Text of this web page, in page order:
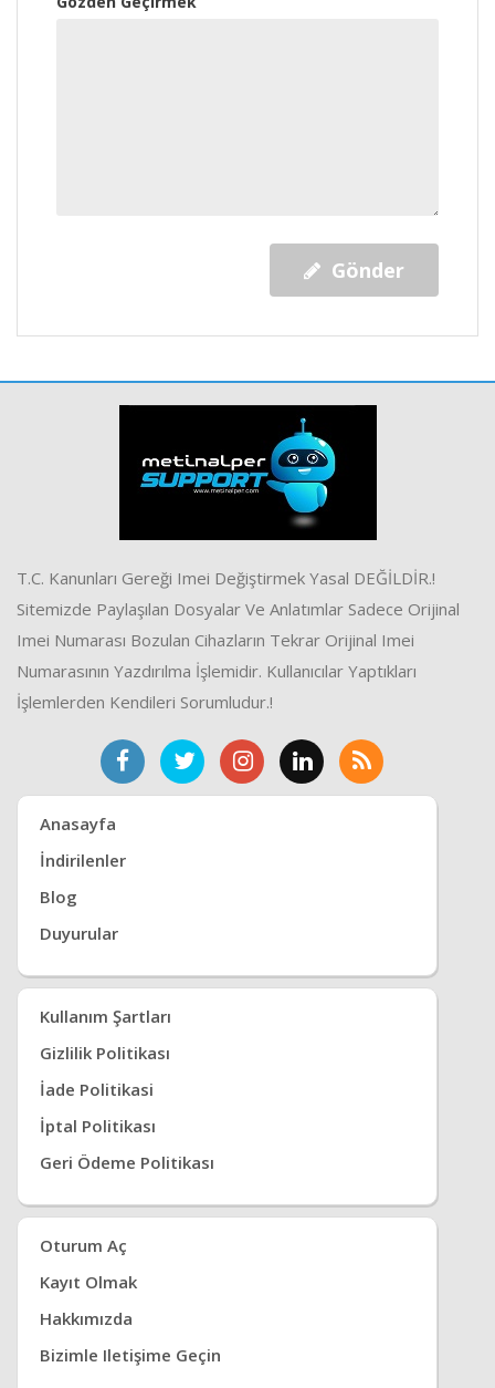
Gönder
T.C. Kanunları Gereği Imei Değiştirmek Yasal DEĞİLDİR.!
Sitemizde Paylaşılan Dosyalar Ve Anlatımlar Sadece Orijinal
Imei Numarası Bozulan Cihazların Tekrar Orijinal Imei
Numarasının Yazdırılma İşlemidir. Kullanıcılar Yaptıkları
İşlemlerden Kendileri Sorumludur.!
Anasayfa
İndirilenler
Blog
Duyurular
Kullanım Şartları
Gizlilik Politikası
İade Politikasi
İptal Politikası
Geri Ödeme Politikası
Oturum Aç
Kayıt Olmak
Hakkımızda
Bizimle Iletişime Geçin